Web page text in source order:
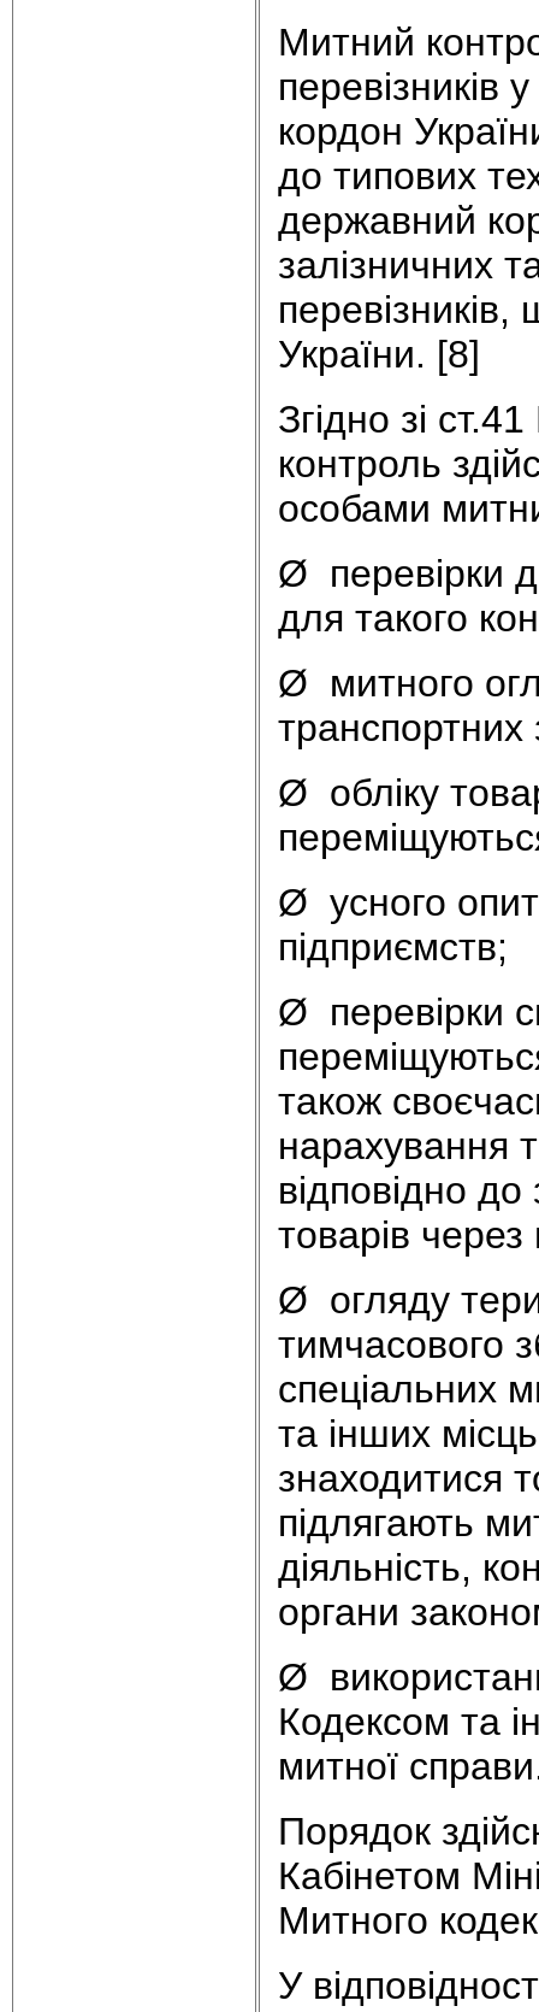
Митний
перевізників
кордон
до типових
державний
залізничних
України. [8]
Згідно зі
контроль
особами
Ø перевірки
для такого
Ø митного
транспортних
Ø обліку
Ø усного
підприємств;
Ø перевірки
також
нарахування
відповідно
товарів
Ø огляду
тимчасового
спеціальних
та інших
знаходитися
підлягають
діяльність,
органи
Ø
Кодексом та
митної
Порядок
Кабінетом
Митного
У